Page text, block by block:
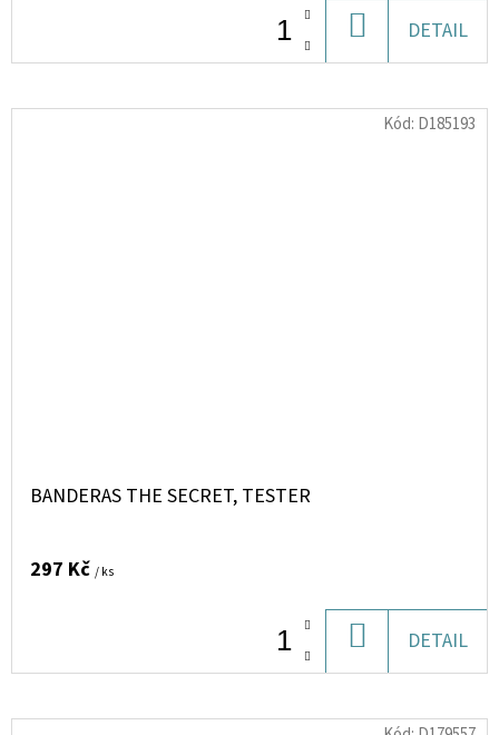
KOŠÍKU
DETAIL
BANDERAS THE SECRET, TESTER
297 Kč / ks
KOŠÍKU
DETAIL
Kód: D185193